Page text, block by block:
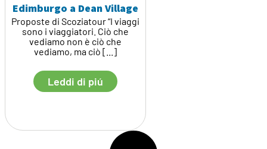
Edimburgo a Dean Village
Proposte di Scoziatour “I viaggi
sono i viaggiatori. Ciò che
vediamo non è ciò che
vediamo, ma ciò [...]
Leddi di piú